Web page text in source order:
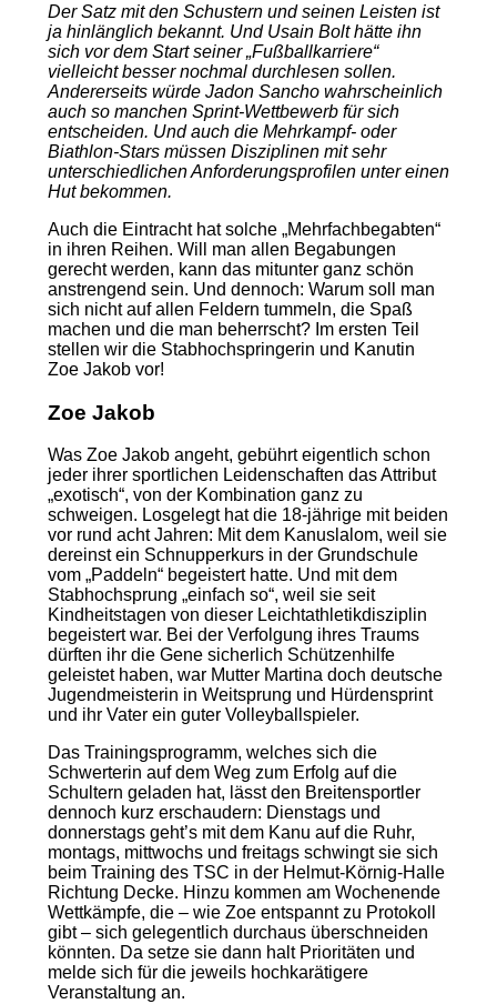
Der Satz mit den Schustern und seinen Leisten ist
ja hinlänglich bekannt. Und Usain Bolt hätte ihn
sich vor dem Start seiner „Fußballkarriere“
vielleicht besser nochmal durchlesen sollen.
Andererseits würde Jadon Sancho wahrscheinlich
auch so manchen Sprint-Wettbewerb für sich
entscheiden. Und auch die Mehrkampf- oder
Biathlon-Stars müssen Disziplinen mit sehr
unterschiedlichen Anforderungsprofilen unter einen
Hut bekommen.
Auch die Eintracht hat solche „Mehrfachbegabten“
in ihren Reihen. Will man allen Begabungen
gerecht werden, kann das mitunter ganz schön
anstrengend sein. Und dennoch: Warum soll man
sich nicht auf allen Feldern tummeln, die Spaß
machen und die man beherrscht? Im ersten Teil
stellen wir die Stabhochspringerin und Kanutin
Zoe Jakob vor!
Zoe Jakob
Was Zoe Jakob angeht, gebührt eigentlich schon
jeder ihrer sportlichen Leidenschaften das Attribut
„exotisch“, von der Kombination ganz zu
schweigen. Losgelegt hat die 18-jährige mit beiden
vor rund acht Jahren: Mit dem Kanuslalom, weil sie
dereinst ein Schnupperkurs in der Grundschule
vom „Paddeln“ begeistert hatte. Und mit dem
Stabhochsprung „einfach so“, weil sie seit
Kindheitstagen von dieser Leichtathletikdisziplin
begeistert war. Bei der Verfolgung ihres Traums
dürften ihr die Gene sicherlich Schützenhilfe
geleistet haben, war Mutter Martina doch deutsche
Jugendmeisterin in Weitsprung und Hürdensprint
und ihr Vater ein guter Volleyballspieler.
Das Trainingsprogramm, welches sich die
Schwerterin auf dem Weg zum Erfolg auf die
Schultern geladen hat, lässt den Breitensportler
dennoch kurz erschaudern: Dienstags und
donnerstags geht’s mit dem Kanu auf die Ruhr,
montags, mittwochs und freitags schwingt sie sich
beim Training des TSC in der Helmut-Körnig-Halle
Richtung Decke. Hinzu kommen am Wochenende
Wettkämpfe, die – wie Zoe entspannt zu Protokoll
gibt – sich gelegentlich durchaus überschneiden
könnten. Da setze sie dann halt Prioritäten und
melde sich für die jeweils hochkarätigere
Veranstaltung an.